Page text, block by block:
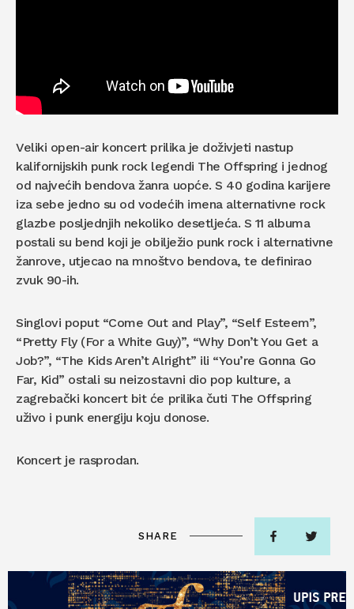
Veliki open-air koncert prilika je doživjeti nastup
kalifornijskih punk rock legendi The Offspring i jednog
od najvećih bendova žanra uopće. S 40 godina karijere
iza sebe jedno su od vodećih imena alternativne rock
glazbe posljednjih nekoliko desetljeća. S 11 albuma
postali su bend koji je obilježio punk rock i alternativne
žanrove, utjecao na mnoštvo bendova, te definirao
zvuk 90-ih.
Singlovi poput “Come Out and Play”, “Self Esteem”,
“Pretty Fly (For a White Guy)”, “Why Don’t You Get a
Job?”, “The Kids Aren’t Alright” ili “You’re Gonna Go
Far, Kid” ostali su neizostavni dio pop kulture, a
zagrebački koncert bit će prilika čuti The Offspring
uživo i punk energiju koju donose.
Koncert je rasprodan.
SHARE